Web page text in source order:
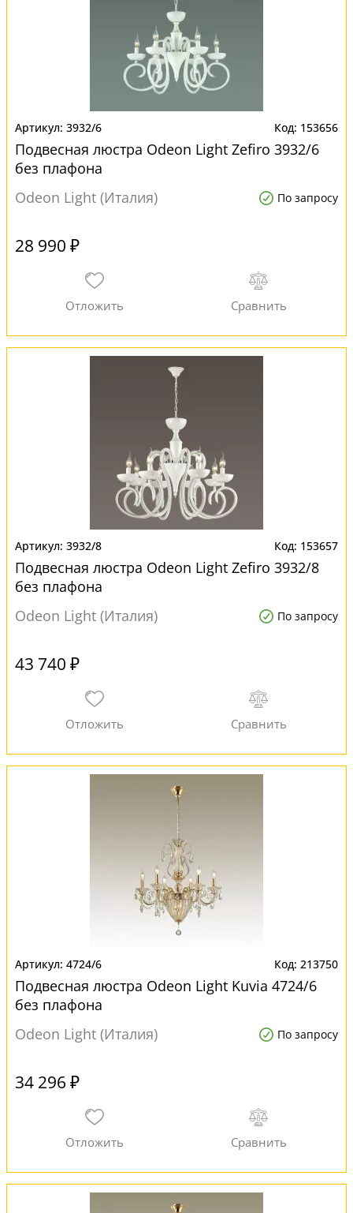
3932/6 153656
Подвесная люстра Odeon Light Zefiro 3932/6
без плафона
Odeon Light (Италия)
По запросу
28 990 ₽
3932/8 153657
Подвесная люстра Odeon Light Zefiro 3932/8
без плафона
Odeon Light (Италия)
По запросу
43 740 ₽
4724/6 213750
Подвесная люстра Odeon Light Kuvia 4724/6
без плафона
Odeon Light (Италия)
По запросу
34 296 ₽